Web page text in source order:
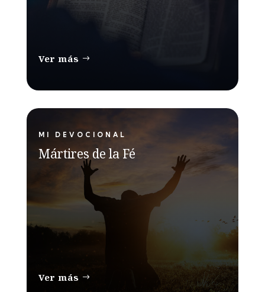
Ver más
MI DEVOCIONAL
Mártires de la Fé
Ver más